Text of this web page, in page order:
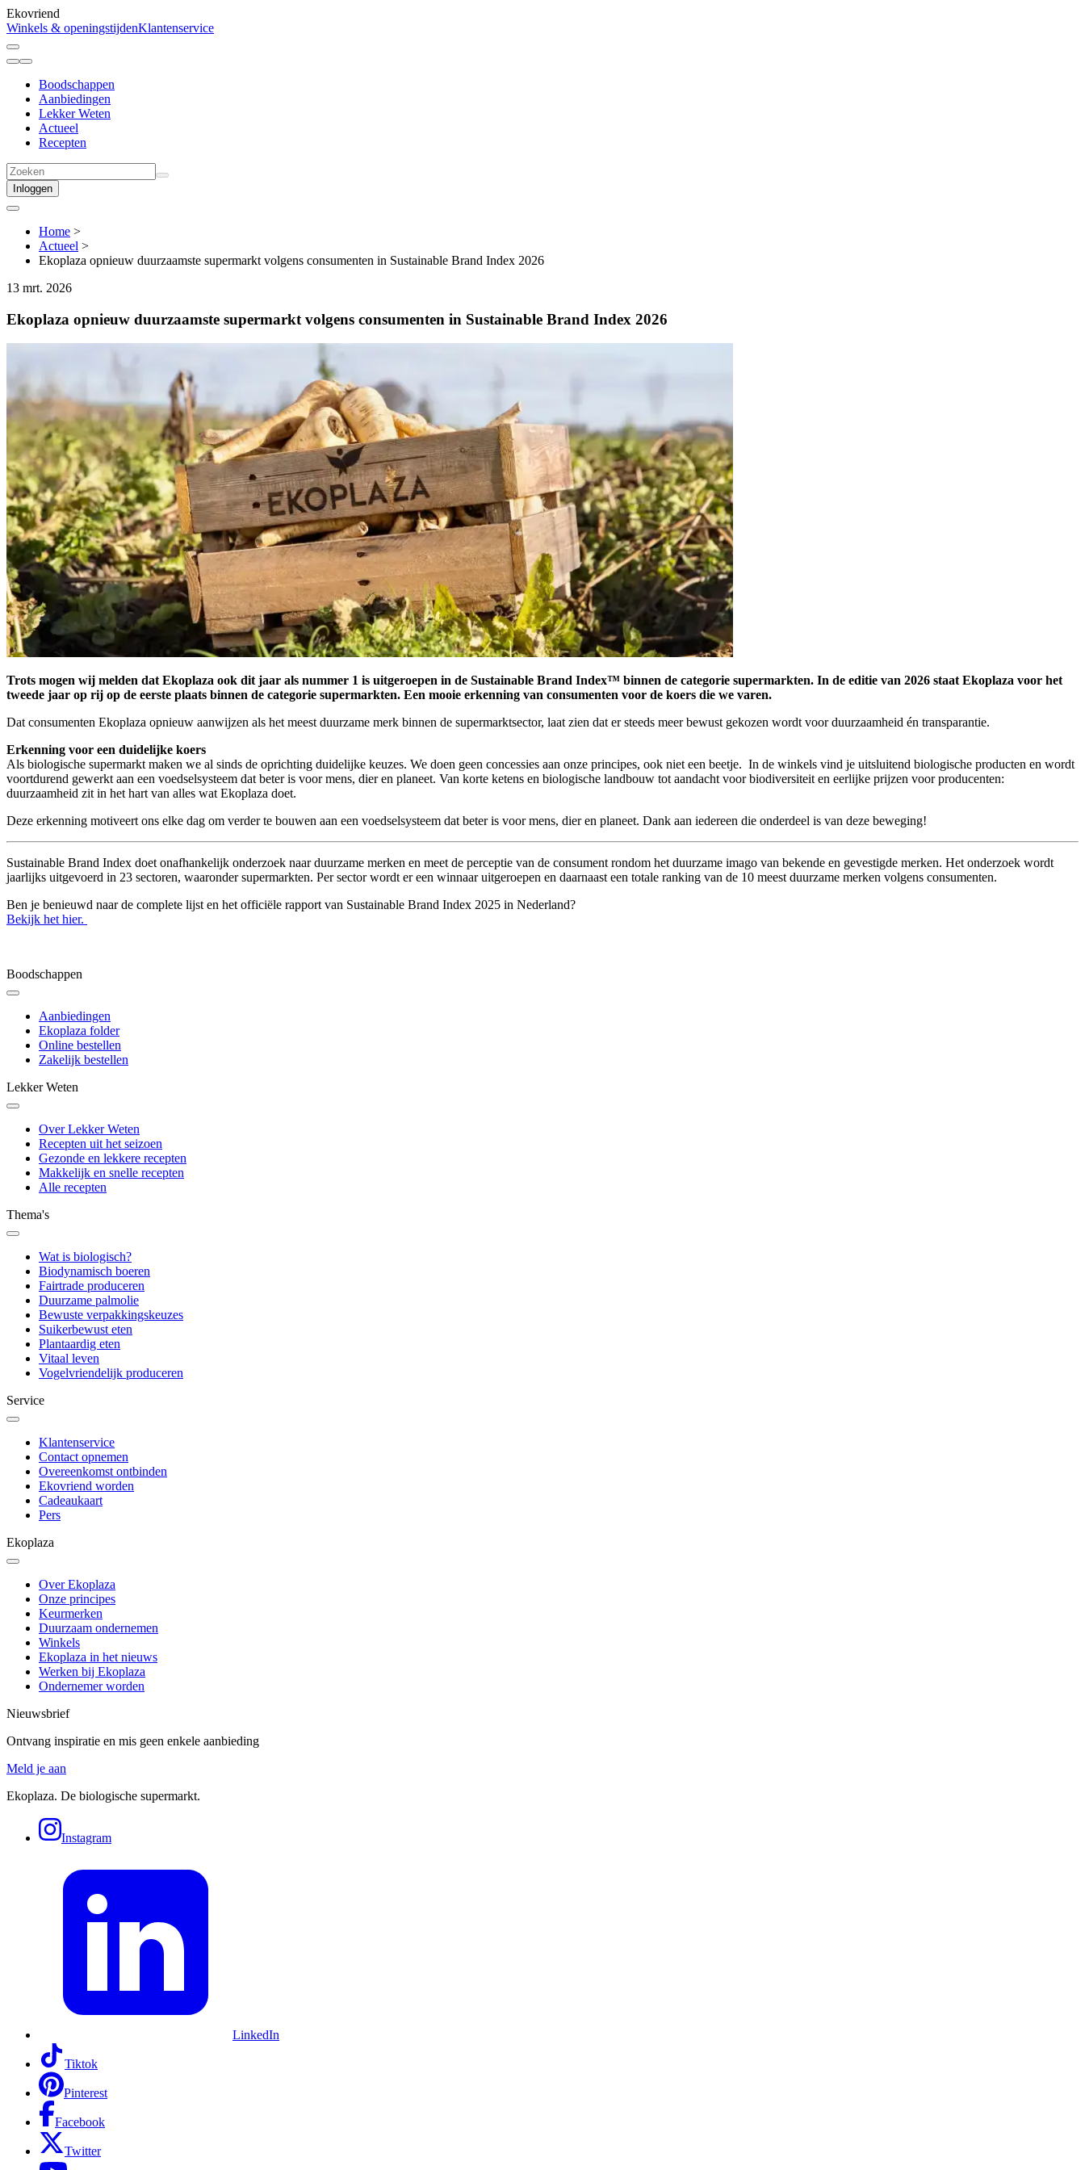
Ekovriend
Winkels & openingstijdenKlantenservice
Boodschappen
Aanbiedingen
Lekker Weten
Actueel
Recepten
Inloggen
Home >
Actueel >
Ekoplaza opnieuw duurzaamste supermarkt volgens consumenten in Sustainable Brand Index 2026
13 mrt. 2026
Ekoplaza opnieuw duurzaamste supermarkt volgens consumenten in Sustainable Brand Index 2026
Trots mogen wij melden dat Ekoplaza ook dit jaar als nummer 1 is uitgeroepen in de Sustainable Brand Index™ binnen de categorie supermarkten. In de editie van 2026 staat Ekoplaza voor het
tweede jaar op rij op de eerste plaats binnen de categorie supermarkten. Een mooie erkenning van consumenten voor de koers die we varen.
Dat consumenten Ekoplaza opnieuw aanwijzen als het meest duurzame merk binnen de supermarktsector, laat zien dat er steeds meer bewust gekozen wordt voor duurzaamheid én transparantie.
Erkenning voor een duidelijke koers
Als biologische supermarkt maken we al sinds de oprichting duidelijke keuzes. We doen geen concessies aan onze principes, ook niet een beetje. In de winkels vind je uitsluitend biologische producten en wordt
voortdurend gewerkt aan een voedselsysteem dat beter is voor mens, dier en planeet. Van korte ketens en biologische landbouw tot aandacht voor biodiversiteit en eerlijke prijzen voor producenten:
duurzaamheid zit in het hart van alles wat Ekoplaza doet.
Deze erkenning motiveert ons elke dag om verder te bouwen aan een voedselsysteem dat beter is voor mens, dier en planeet. Dank aan iedereen die onderdeel is van deze beweging!
Sustainable Brand Index doet onafhankelijk onderzoek naar duurzame merken en meet de perceptie van de consument rondom het duurzame imago van bekende en gevestigde merken. Het onderzoek wordt
jaarlijks uitgevoerd in 23 sectoren, waaronder supermarkten. Per sector wordt er een winnaar uitgeroepen en daarnaast een totale ranking van de 10 meest duurzame merken volgens consumenten.
Ben je benieuwd naar de complete lijst en het officiële rapport van Sustainable Brand Index 2025 in Nederland?
Bekijk het hier.
Boodschappen
Aanbiedingen
Ekoplaza folder
Online bestellen
Zakelijk bestellen
Lekker Weten
Over Lekker Weten
Recepten uit het seizoen
Gezonde en lekkere recepten
Makkelijk en snelle recepten
Alle recepten
Thema's
Wat is biologisch?
Biodynamisch boeren
Fairtrade produceren
Duurzame palmolie
Bewuste verpakkingskeuzes
Suikerbewust eten
Plantaardig eten
Vitaal leven
Vogelvriendelijk produceren
Service
Klantenservice
Contact opnemen
Overeenkomst ontbinden
Ekovriend worden
Cadeaukaart
Pers
Ekoplaza
Over Ekoplaza
Onze principes
Keurmerken
Duurzaam ondernemen
Winkels
Ekoplaza in het nieuws
Werken bij Ekoplaza
Ondernemer worden
Nieuwsbrief
Ontvang inspiratie en mis geen enkele aanbieding
Meld je aan
Ekoplaza. De biologische supermarkt.
Instagram
LinkedIn
Tiktok
Pinterest
Facebook
Twitter